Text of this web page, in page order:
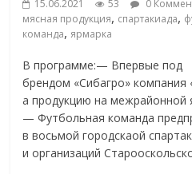
15.06.2021 53 0
мясная продукция, спартакиада,
команда, ярмарка
В программе:— Впервые под
брендом «Сибагро»
а продукцию на межрайонной
— Футбольная команда
в восьмой городскаой
и организаций